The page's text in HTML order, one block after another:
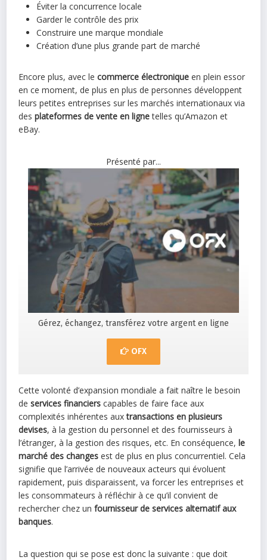
Éviter la concurrence locale
Garder le contrôle des prix
Construire une marque mondiale
Création d’une plus grande part de marché
Encore plus, avec lecommerce électronique en plein essor
en ce moment, de plus en plus de personnes développent
leurs petites entreprises sur les marchés internationaux via
desplateformes de vente en lignetelles qu’Amazon et
eBay.
Présenté par...
Gérez, échangez, transférez votre argent en ligne
OFX
Cette volonté d’expansion mondiale a fait naître le besoin
deservices financiers capables de faire face aux
complexités inhérentes auxtransactions en plusieurs
devises, à la gestion du personnel et des fournisseurs à
l’étranger, à la gestion des risques, etc. En conséquence,le
marché des changes est de plus en plus concurrentiel. Cela
signifie que l’arrivée de nouveaux acteurs qui évoluent
rapidement, puis disparaissent, va forcer les entreprises et
les consommateurs à réfléchir à ce qu’il convient de
rechercher chez unfournisseur de services alternatif aux
banques.
La question qui se pose est donc la suivante : que doit